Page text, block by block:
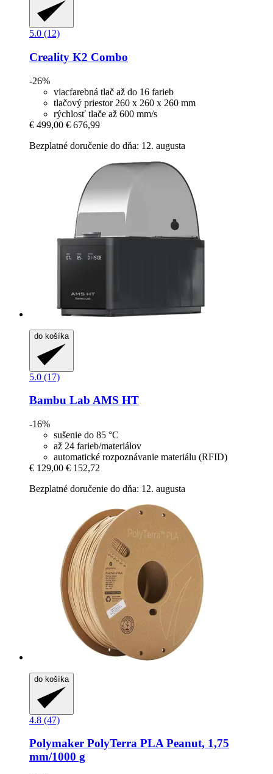
5.0 (12)
Creality K2 Combo
-26%
viacfarebná tlač až do 16 farieb
tlačový priestor 260 x 260 x 260 mm
rýchlosť tlače až 600 mm/s
€ 499,00 € 676,99
Bezplatné doručenie do dňa: 12. augusta
do košíka
5.0 (17)
Bambu Lab AMS HT
-16%
sušenie do 85 °C
až 24 farieb/materiálov
automatické rozpoznávanie materiálu (RFID)
€ 129,00 € 152,72
Bezplatné doručenie do dňa: 12. augusta
do košíka
4.8 (47)
Polymaker PolyTerra PLA Peanut, 1,75
mm/1000 g